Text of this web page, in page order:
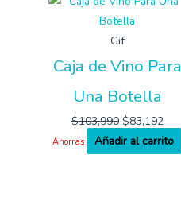
Gif
Caja de Vino Para
Una Botella
$103,990 $83,192
Ahorras Añadir al carrito